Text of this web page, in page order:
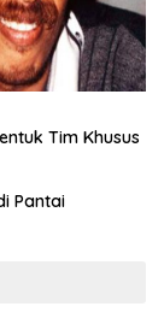
Tim Khusus
Pantai